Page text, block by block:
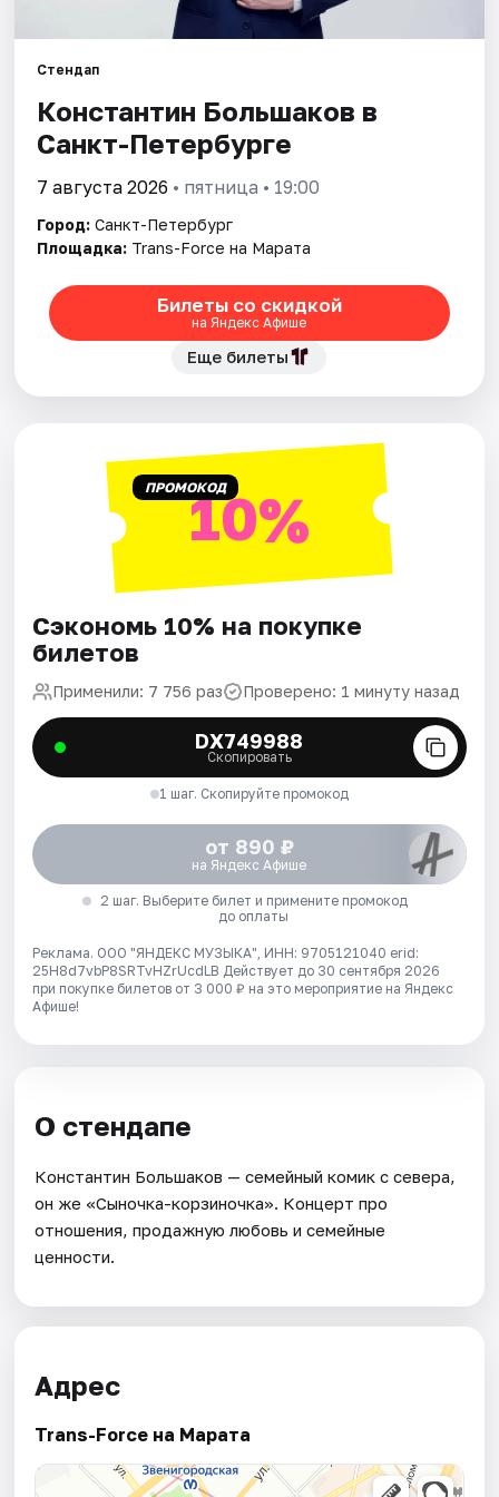
Площадки
Артисты
Стендап
Константин Большаков в
Санкт-Петербурге
7 августа 2026 • пятница • 19:00
Город: Санкт-Петербург
Площадка: Trans-Force на Марата
Билеты со скидкой
на Яндекс Афише
Еще билеты
ПРОМОКОД10%
Сэкономь 10% на покупке
билетов
Применили: 7 756 раз Проверено: 1 минуту назад
DX749988
Скопировать
1 шаг. Скопируйте промокод
от 890 ₽
на Яндекс Афише
2 шаг. Выберите билет и примените промокод
до оплаты
Реклама. ООО "ЯНДЕКС МУЗЫКА", ИНН: 9705121040 erid:
25H8d7vbP8SRTvHZrUcdLB Действует до 30 сентября 2026
при покупке билетов от 3 000 ₽ на это мероприятие на Яндекс
Афише!
О стендапе
Константин Большаков — семейный комик с севера,
он же «Сыночка-корзиночка». Концерт про
отношения, продажную любовь и семейные
ценности.
Адрес
Trans-Force на Марата